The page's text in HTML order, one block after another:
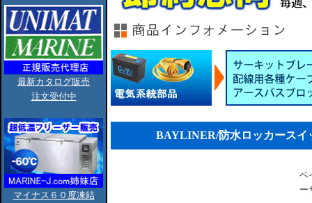
最新カタログ販売
注文受付中
マイナス６０度凍結
BAYLINER/防水ロッカースイ
ベ
ー